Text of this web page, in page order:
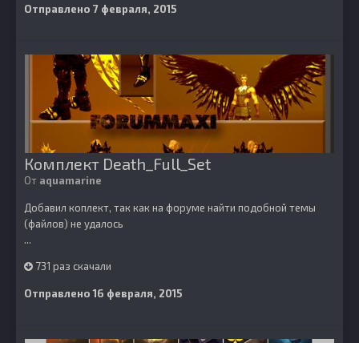
Отправлено 7 февраля, 2015
Комплект Death_Full_Set
От aquamarine
Добавил коплект, так как на форуме найти подобной темы
(файлов) не удалось
...
731 раз скачали
Отправлено16 февраля, 2015